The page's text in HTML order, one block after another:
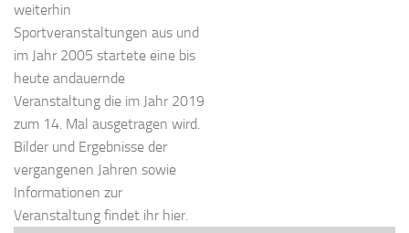
weiterhin
Sportveranstaltungen aus und
im Jahr 2005 startete eine bis
heute andauernde
Veranstaltung die im Jahr 2019
zum 14. Mal ausgetragen wird.
Bilder und Ergebnisse der
vergangenen Jahren sowie
Informationen zur
Veranstaltung findet ihr hier.